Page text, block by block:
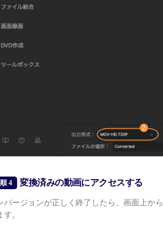
4 変換済みの動画にアクセスする
バージョンが正しく終了したら、画面上から
す。